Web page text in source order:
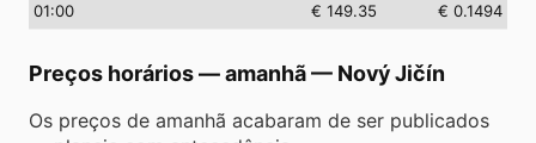
01:00 € 149.35 € 0.1494
Preços horários — amanhã— Nový Jičín
Os preços de amanhã acabaram de ser publicados